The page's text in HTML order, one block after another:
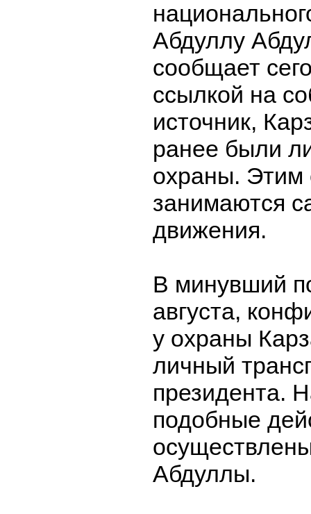
Абдуллу
сообщает
ссылкой на
источник,
ранее были
охраны. Этим
занимаются
движения.
В минувший
августа,
у охраны
личный
президента.
подобные
Абдуллы.